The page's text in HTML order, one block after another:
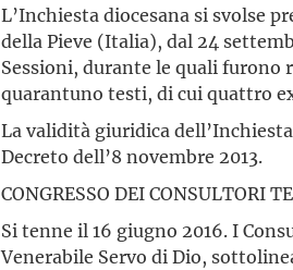
L’Inchiesta diocesana si svolse
della Pieve (Italia), dal 24
Sessioni, durante le quali furono
quarantuno testi, di cui quattro
La validità giuridica
Decreto dell’8 novembre 2013.
CONGRESSO DEI CONSULTORI
Si tenne il 16 giugno 2016. I
Venerabile Servo di Dio,